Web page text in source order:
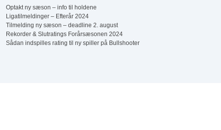
Optakt ny sæson – info til holdene
Ligatilmeldinger – Efterår 2024
Tilmelding ny sæson – deadline 2. august
Rekorder & Slutratings Forårsæsonen 2024
Sådan indspilles rating til ny spiller på Bullshooter